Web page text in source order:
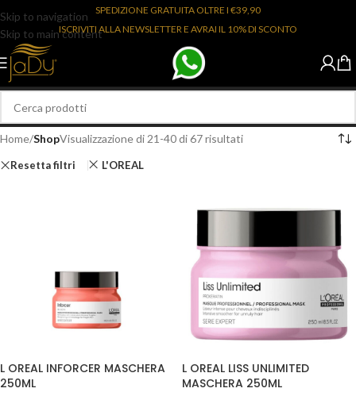
Skip to navigation
Skip to main content
SPEDIZIONE GRATUITA OLTRE I €39,90
ISCRIVITI ALLA NEWSLETTER E AVRAI IL 10% DI SCONTO
Home/ShopVisualizzazione di 21-40 di 67 risultati
Resetta filtri L'OREAL
L OREAL INFORCER MASCHERA
250ML
L OREAL LISS UNLIMITED
MASCHERA 250ML